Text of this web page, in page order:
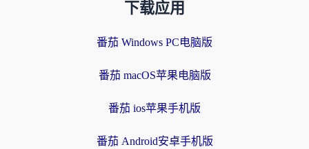
下载应用
番茄 Windows PC电脑版
番茄 macOS苹果电脑版
番茄 ios苹果手机版
番茄 Android安卓手机版